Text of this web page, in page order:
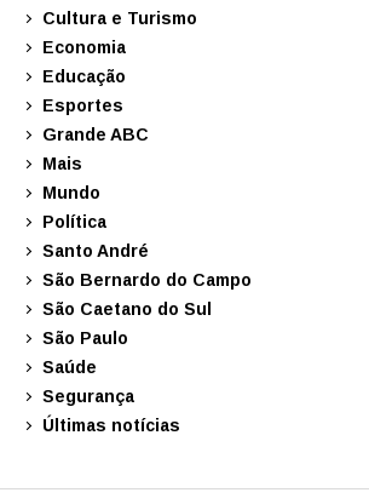
Cultura e Turismo
Economia
Educação
Esportes
Grande ABC
Mais
Mundo
Política
Santo André
São Bernardo do Campo
São Caetano do Sul
São Paulo
Saúde
Segurança
Últimas notícias